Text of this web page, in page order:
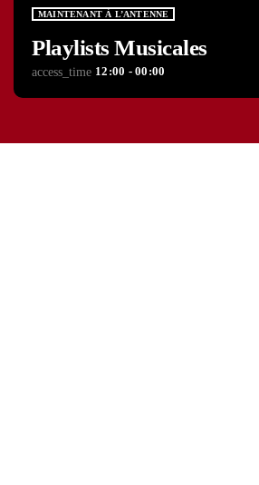
MAINTENANT À L’ANTENNE
Playlists Musicales
access_time 12:00 - 00:00